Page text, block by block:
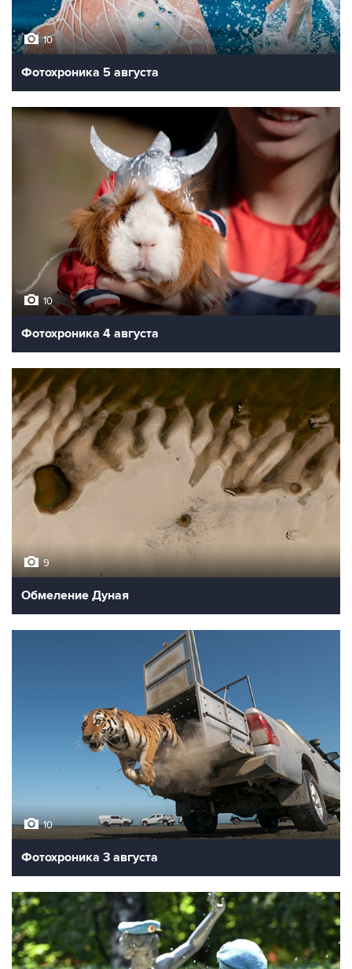
10
Фотохроника 5 августа
10
Фотохроника 4 августа
9
Обмеление Дуная
10
Фотохроника 3 августа